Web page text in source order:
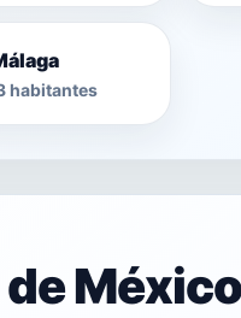
habitantes
México